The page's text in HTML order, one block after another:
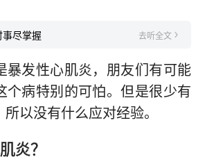
尽掌握 去听全文
暴发性心肌炎，朋友们有可能
个病特别的可怕。但是很少有
以没有什么应对经验。
炎？